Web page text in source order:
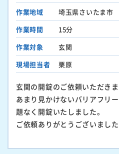
作業地域
埼玉県さいたま市
作業時間
15分
作業対象
玄関
現場担当者
栗原
玄関の開錠のご依頼いただきま
あまり見かけないバリアフリ
題なく開錠いたしました。
ご依頼ありがとうございました